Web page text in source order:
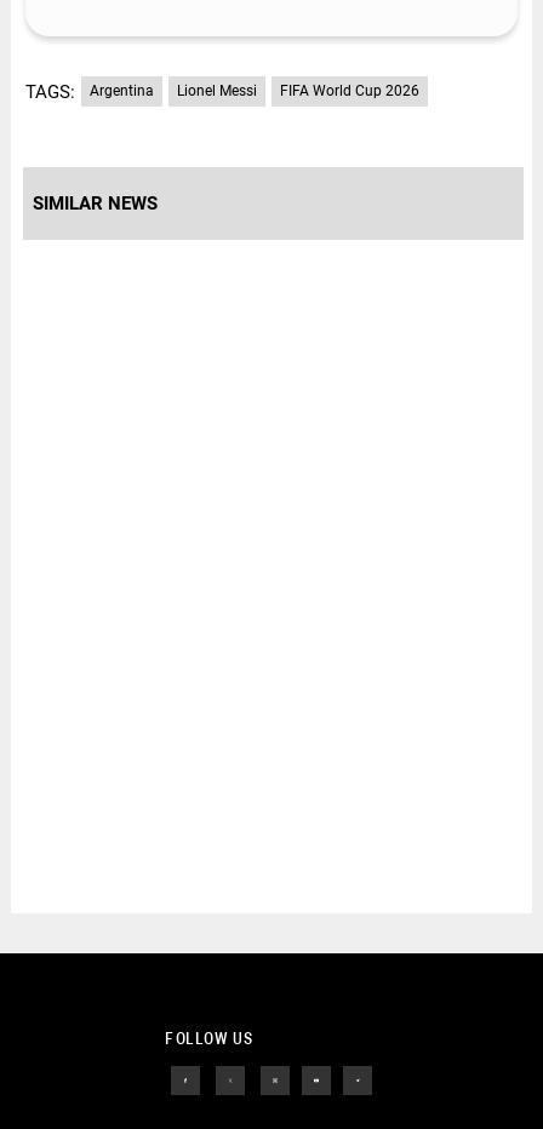
TAGS: Argentina Lionel Messi FIFA World Cup 2026
SIMILAR NEWS
FOLLOW US